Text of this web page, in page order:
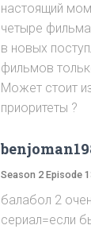
настоящий
четыре
в новых
фильмов
Может стоит
приоритеты ?
Season 2 Episode
балабол 2
сериал=если